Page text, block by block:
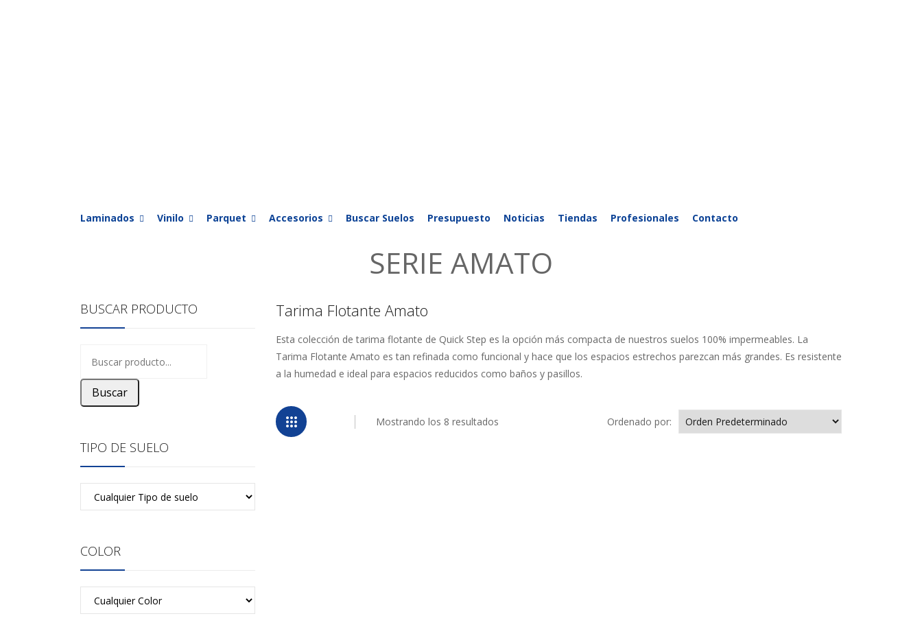
Laminados Vinilo Parquet Accesorios Buscar Suelos Presupuesto Noticias Tiendas Profesionales Contacto
SERIE AMATO
Tarima Flotante Amato
Esta colección de tarima flotante de Quick Step es la opción más compacta de nuestros suelos 100% impermeables. La
Tarima Flotante Amato es tan refinada como funcional y hace que los espacios estrechos parezcan más grandes. Es resistente
a la humedad e ideal para espacios reducidos como baños y pasillos.
Mostrando los 8 resultados Ordenado por:
BUSCAR PRODUCTO
Buscar
TIPO DE SUELO
COLOR